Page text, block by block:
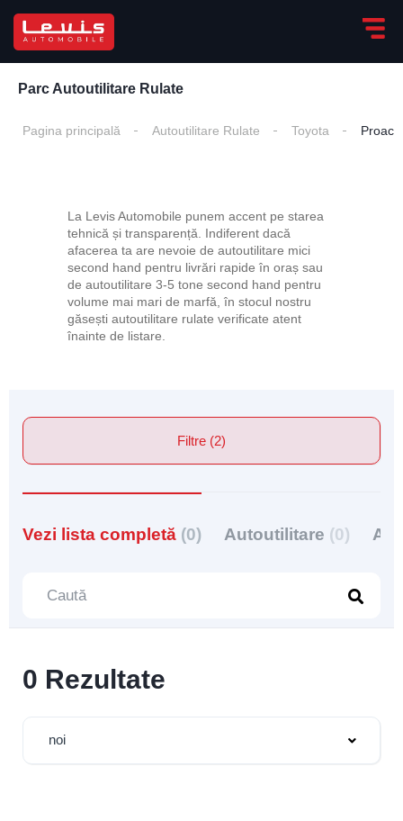
Parc Autoutilitare Rulate
Pagina principală Autoutilitare Rulate Toyota
La Levis Automobile punem accent pe starea
tehnică și transparență. Indiferent dacă
afacerea ta are nevoie de autoutilitare mici
second hand pentru livrări rapide în oraș sau
de autoutilitare 3-5 tone second hand pentru
volume mai mari de marfă, în stocul nostru
găsești autoutilitare rulate verificate atent
înainte de listare.
Filtre (2)
Vezi lista completă (0) Autoutilitare (0)
0 Rezultate
noi